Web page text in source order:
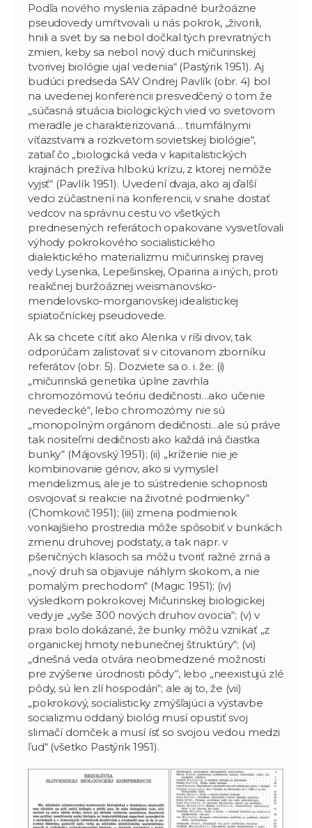
Podľa nového myslenia západné buržoázne
pseudovedy umŕtvovali u nás pokrok, „živorili,
hnili a svet by sa nebol dočkal tých prevratných
zmien, keby sa nebol nový duch mičurinskej
tvorivej biológie ujal vedenia“ (Pastýrik 1951). Aj
budúci predseda SAV Ondrej Pavlík (obr. 4) bol
na uvedenej konferencii presvedčený o tom že
„súčasná situácia biologických vied vo svetovom
meradle je charakterizovaná… triumfálnymi
víťazstvami a rozkvetom sovietskej biológie“,
zatiaľ čo „biologická veda v kapitalistických
krajinách prežíva hlbokú krízu, z ktorej nemôže
vyjsť“ (Pavlík 1951). Uvedení dvaja, ako aj ďalší
vedci zúčastnení na konferencii, v snahe dostať
vedcov na správnu cestu vo všetkých
prednesených referátoch opakovane vysvetľovali
výhody pokrokového socialistického
dialektického materializmu mičurinskej pravej
vedy Lysenka, Lepešinskej, Oparina a iných, proti
reakčnej buržoáznej weismanovsko-
mendelovsko-morganovskej idealistickej
spiatočníckej pseudovede.
Ak sa chcete cítiť ako Alenka v ríši divov, tak
odporúčam zalistovať si v citovanom zborníku
referátov (obr. 5). Dozviete sa o. i. že: (i)
„mičurinská genetika úplne zavrhla
chromozómovú teóriu dedičnosti…ako učenie
nevedecké“, lebo chromozómy nie sú
„monopolným orgánom dedičnosti…ale sú práve
tak nositeľmi dedičnosti ako každá iná čiastka
bunky“ (Májovský 1951); (ii) „kríženie nie je
kombinovanie génov, ako si vymyslel
mendelizmus, ale je to sústredenie schopnosti
osvojovať si reakcie na životné podmienky“
(Chomkovič 1951); (iii) zmena podmienok
vonkajšieho prostredia môže spôsobiť v bunkách
zmenu druhovej podstaty, a tak napr. v
pšeničných klasoch sa môžu tvoriť ražné zrná a
„nový druh sa objavuje náhlym skokom, a nie
pomalým prechodom“ (Magic 1951); (iv)
výsledkom pokrokovej Mičurinskej biologickej
vedy je „vyše 300 nových druhov ovocia“; (v) v
praxi bolo dokázané, že bunky môžu vznikať „z
organickej hmoty nebunečnej štruktúry“; (vi)
„dnešná veda otvára neobmedzené možnosti
pre zvýšenie úrodnosti pôdy“, lebo „neexistujú zlé
pôdy, sú len zlí hospodári“; ale aj to, že (vii)
„pokrokový, socialisticky zmýšľajúci a výstavbe
socializmu oddaný biológ musí opustiť svoj
slimačí domček a musí ísť so svojou vedou medzi
ľud“ (všetko Pastýrik 1951).